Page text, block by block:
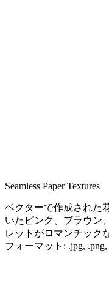
Seamless Paper Textures
ベクターで作成された
いたピンク、ブラウン
レットがロマンチック
フォーマット: .jpg, .png,